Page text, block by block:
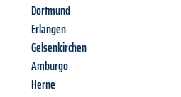
Dortmund
Erlangen
Gelsenkirchen
Amburgo
Herne